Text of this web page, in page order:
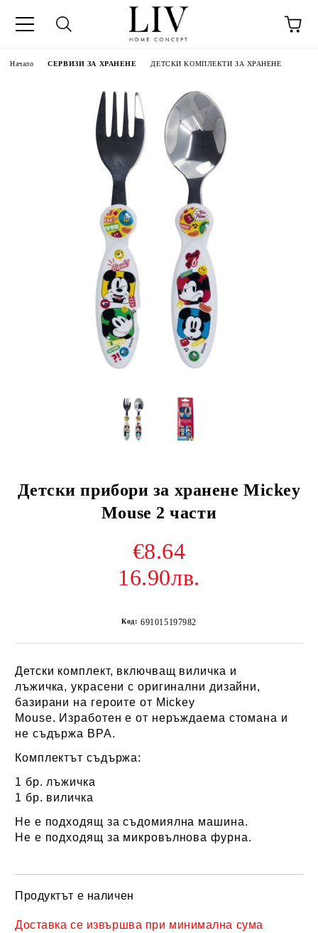
Начало СЕРВИЗИ ЗА ХРАНЕНЕ ДЕТСКИ КОМПЛЕКТИ ЗА ХРАНЕНЕ
Детски прибори за хранене Mickey
Mouse 2 части
€8.64
16.90лв.
Код: 691015197982
Детски комплект, включващ виличка и
лъжичка, украсени с оригинални дизайни,
базирани на героите от Mickey
Mouse. Изработен е от неръждаема стомана и
не съдържа BPA.
Комплектът съдържа:
1 бр. лъжичка
1 бр. виличка
Не е подходящ за съдомиялна машина.
Не е подходящ за микровълнова фурна.
Продуктът е наличен
Доставка се извършва при минимална сума